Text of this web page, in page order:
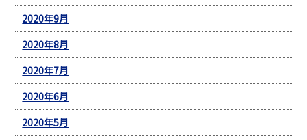
2020年9月
2020年8月
2020年7月
2020年6月
2020年5月